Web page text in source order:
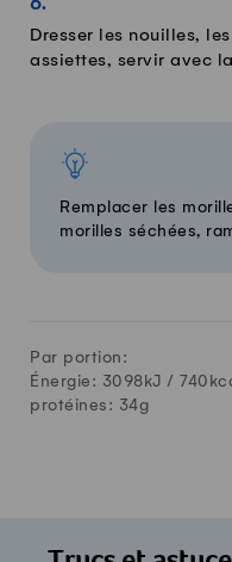
Dresser les nouilles,
assiettes, servir avec
Remplacer les
morilles séchées,
Par portion:
Énergie: 3098kJ / 740
protéines: 34g